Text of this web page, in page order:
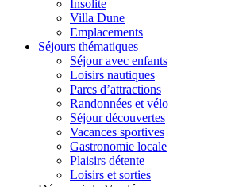
Insolite
Villa Dune
Emplacements
Séjours thématiques
Séjour avec enfants
Loisirs nautiques
Parcs d’attractions
Randonnées et vélo
Séjour découvertes
Vacances sportives
Gastronomie locale
Plaisirs détente
Loisirs et sorties